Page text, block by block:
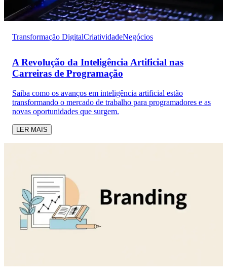
Transformação DigitalCriatividadeNegócios
A Revolução da Inteligência Artificial nas
Carreiras de Programação
Saiba como os avanços em inteligência artificial estão
transformando o mercado de trabalho para programadores e as
novas oportunidades que surgem.
LER MAIS